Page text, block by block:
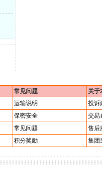
常见问题
关于
运输说明
投诉
保密安全
交易
常见问题
售后
积分奖励 集团